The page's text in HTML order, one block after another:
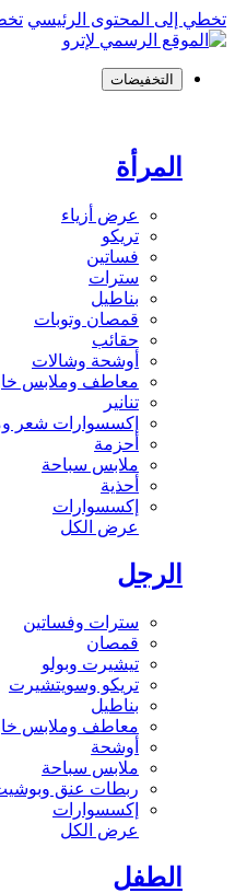
تخطي إلى المحتوى الرئيسي
التخفيضات
المرأة
عرض أزياء
تريكو
فساتين
سترات
بناطيل
قمصان وتوبات
حقائب
أوشحة وشالات
معاطف وملابس
تنانير
إكسسوارات شعر
أحزمة
ملابس سباحة
أحذية
إكسسوارات
عرض الكل
الرجل
سترات وفساتين
قمصان
تيشيرت وبولو
تريكو وسويتشيرت
بناطيل
معاطف وملابس
أوشحة
ملابس سباحة
ربطات عنق
إكسسوارات
عرض الكل
الطفل